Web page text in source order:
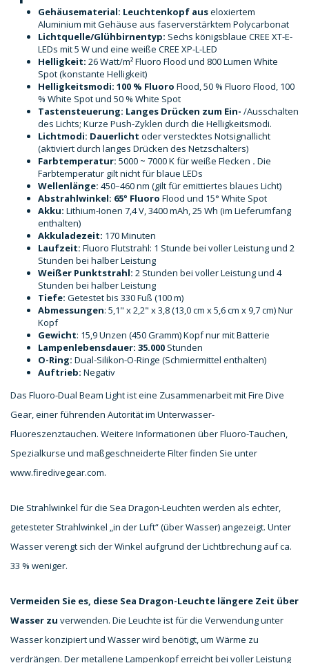
Gehäusematerial: Leuchtenkopf auseloxiertem
Aluminium mit Gehäuse aus faserverstärktem Polycarbonat
Lichtquelle/Glühbirnentyp: Sechs königsblaue CREE XT-E-
LEDs mit 5 W und eine weiße CREE XP-L-LED
Helligkeit: 26 Watt/m² Fluoro Flood und 800 Lumen White
Spot (konstante Helligkeit)
Helligkeitsmodi: 100 % Fluoro Flood, 50 % Fluoro Flood, 100
% White Spot und 50 % White Spot
Tastensteuerung: Langes Drücken zum Ein- /Ausschalten
des Lichts; Kurze Push-Zyklen durch die Helligkeitsmodi.
Lichtmodi: Dauerlicht oder verstecktes Notsignallicht
(aktiviert durch langes Drücken des Netzschalters)
Farbtemperatur: 5000 ~ 7000 K für weiße Flecken . Die
Farbtemperatur gilt nicht für blaue LEDs
Wellenlänge: 450–460 nm (gilt für emittiertes blaues Licht)
Abstrahlwinkel: 65° Fluoro Flood und 15° White Spot
Akku: Lithium-Ionen 7,4 V, 3400 mAh, 25 Wh (im Lieferumfang
enthalten)
Akkuladezeit: 170 Minuten
Laufzeit: Fluoro Flutstrahl: 1 Stunde bei voller Leistung und 2
Stunden bei halber Leistung
Weißer Punktstrahl: 2 Stunden bei voller Leistung und 4
Stunden bei halber Leistung
Tiefe: Getestet bis 330 Fuß (100 m)
Abmessungen: 5,1" x 2,2" x 3,8 (13,0 cm x 5,6 cm x 9,7 cm) Nur
Kopf
Gewicht: 15,9 Unzen (450 Gramm) Kopf nur mit Batterie
Lampenlebensdauer: 35.000 Stunden
O-Ring: Dual-Silikon-O-Ringe (Schmiermittel enthalten)
Auftrieb: Negativ
Das Fluoro-Dual Beam Light ist eine Zusammenarbeit mit Fire Dive
Gear, einer führenden Autorität im Unterwasser-
Fluoreszenztauchen. Weitere Informationen über Fluoro-Tauchen,
Spezialkurse und maßgeschneiderte Filter finden Sie unter
www.firedivegear.com.
Die Strahlwinkel für die Sea Dragon-Leuchten werden als echter,
getesteter Strahlwinkel „in der Luft“ (über Wasser) angezeigt. Unter
Wasser verengt sich der Winkel aufgrund der Lichtbrechung auf ca.
33 % weniger.
Vermeiden Sie es, diese Sea Dragon-Leuchte längere Zeit über
Wasser zu verwenden. Die Leuchte ist für die Verwendung unter
Wasser konzipiert und Wasser wird benötigt, um Wärme zu
verdrängen. Der metallene Lampenkopf erreicht bei voller Leistung